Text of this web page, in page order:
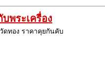
บพระเครื่อง
ดทอง ราคาคุยกันคับ